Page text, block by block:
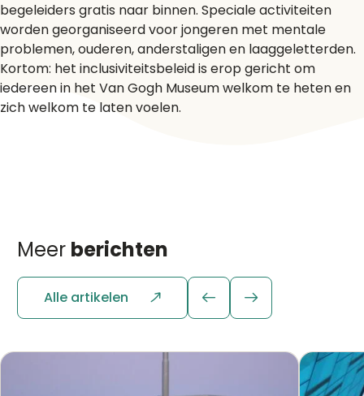
begeleiders gratis naar binnen. Speciale activiteiten
worden georganiseerd voor jongeren met mentale
problemen, ouderen, anderstaligen en laaggeletterden.
Kortom: het inclusiviteitsbeleid is erop gericht om
iedereen in het Van Gogh Museum welkom te heten en
zich welkom te laten voelen.
Meer berichten
Alle artikelen